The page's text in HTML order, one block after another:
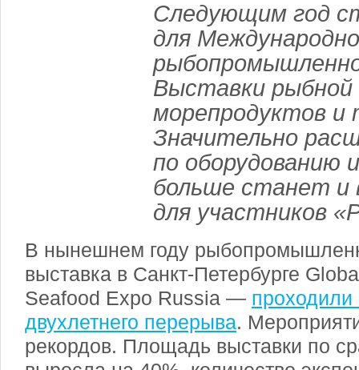
Следующим год
для
Выставки рыбной
морепродуктов и
Значительно
по оборудованию
больше станет и
для участников
В нынешнем году
выставка в Санкт-Петербурге
Seafood Expo Russia —
двухлетнего перерыва.
рекордов. Площадь выставки по